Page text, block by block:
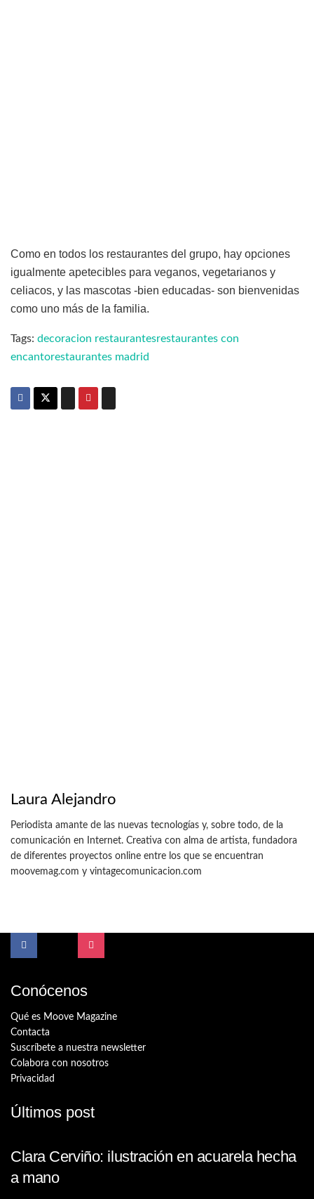
Como en todos los restaurantes del grupo, hay opciones
igualmente apetecibles para veganos, vegetarianos y
celiacos, y las mascotas -bien educadas- son bienvenidas
como uno más de la familia.
Tags: decoracion restaurantesrestaurantes con
encantorestaurantes madrid
Laura Alejandro
Periodista amante de las nuevas tecnologías y, sobre todo, de la
comunicación en Internet. Creativa con alma de artista, fundadora
de diferentes proyectos online entre los que se encuentran
moovemag.com y vintagecomunicacion.com
Conócenos
Qué es Moove Magazine
Contacta
Suscríbete a nuestra newsletter
Colabora con nosotros
Privacidad
Últimos post
Clara Cerviño: ilustración en acuarela hecha
a mano